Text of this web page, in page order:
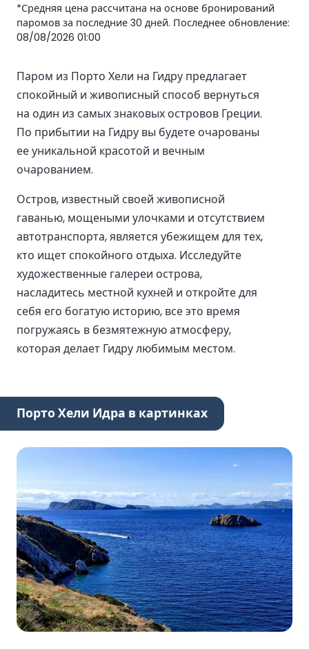
*Средняя цена рассчитана на основе бронирований
паромов за последние 30 дней. Последнее обновление:
08/08/2026 01:00
Паром из Порто Хели на Гидру предлагает
спокойный и живописный способ вернуться
на один из самых знаковых островов Греции.
По прибытии на Гидру вы будете очарованы
ее уникальной красотой и вечным
очарованием.
Остров, известный своей живописной
гаванью, мощеными улочками и отсутствием
автотранспорта, является убежищем для тех,
кто ищет спокойного отдыха. Исследуйте
художественные галереи острова,
насладитесь местной кухней и откройте для
себя его богатую историю, все это время
погружаясь в безмятежную атмосферу,
которая делает Гидру любимым местом.
Порто Хели Идра в картинках